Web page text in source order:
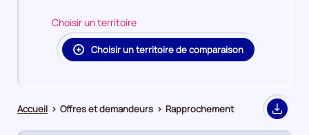
Choisir un territoire
Choisir un territoire de comparaison
Accueil > Offres et demandeurs > Rapprochement Export